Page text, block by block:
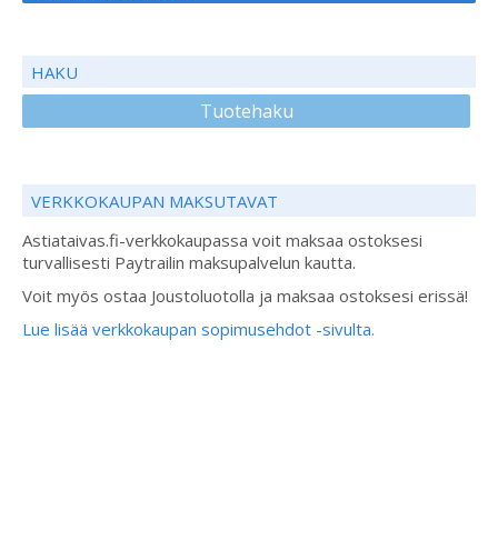
HAKU
Tuotehaku
VERKKOKAUPAN MAKSUTAVAT
Astiataivas.fi-verkkokaupassa voit maksaa ostoksesi
turvallisesti Paytrailin maksupalvelun kautta.
Voit myös ostaa Joustoluotolla ja maksaa ostoksesi erissä!
Lue lisää verkkokaupan sopimusehdot -sivulta.